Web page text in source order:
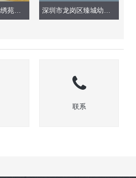
深圳市南山区锦绣苑幼儿园 深圳市龙岗区臻城幼儿园（户外玩具效果图）
联系